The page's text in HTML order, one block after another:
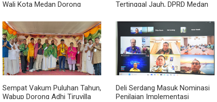
Wali Kota Medan Dorong
Kemasyarakatan
Tertinggal Jauh, DPRD Medan
Khusus
Sempat Vakum Puluhan Tahun,
Wabup Dorong Adhi Tiruvilla
Deli Serdang Masuk Nominasi
Penilaian Implementasi